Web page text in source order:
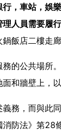
行，車站，娛
人員需要履
鍋飯店二樓走
的公共場所
和牆壁上，
務，而與此
消防法》第28